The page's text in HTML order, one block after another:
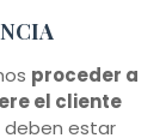
proceder a
el cliente
deben estar